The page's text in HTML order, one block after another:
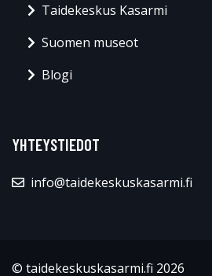
Taidekeskus Kasarmi
Suomen museot
Blogi
YHTEYSTIEDOT
info@taidekeskuskasarmi.fi
© taidekeskuskasarmi.fi 2026